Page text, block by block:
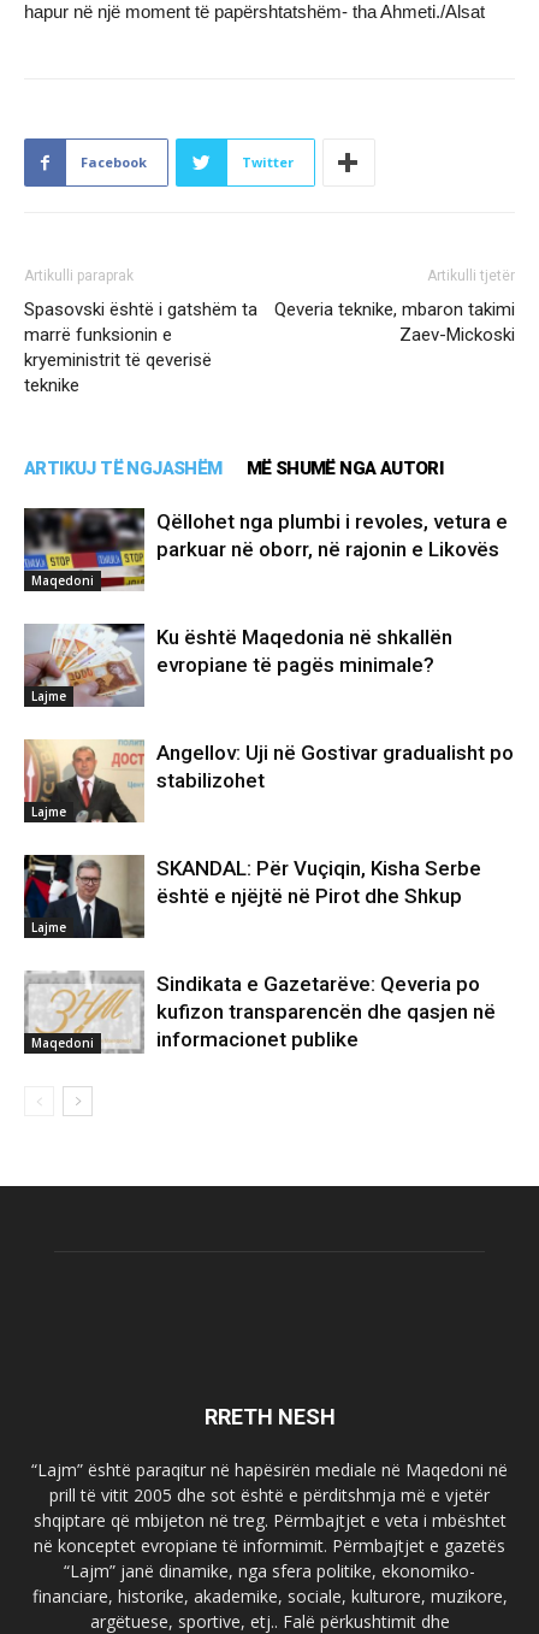
hapur në një moment të papërshtatshëm- tha Ahmeti./Alsat
Facebook Twitter
Artikulli paraprak
Spasovski është i gatshëm ta
marrë funksionin e
kryeministrit të qeverisë
teknike
Artikulli tjetër
Qeveria teknike, mbaron takimi
Zaev-Mickoski
ARTIKUJ TË NGJASHËM MË SHUMË NGA AUTORI
Maqedoni
Qëllohet nga plumbi i revoles, vetura e
parkuar në oborr, në rajonin e Likovës
Lajme
Ku është Maqedonia në shkallën
evropiane të pagës minimale?
Lajme
Angellov: Uji në Gostivar gradualisht po
stabilizohet
Lajme
SKANDAL: Për Vuçiqin, Kisha Serbe
është e njëjtë në Pirot dhe Shkup
Maqedoni
Sindikata e Gazetarëve: Qeveria po
kufizon transparencën dhe qasjen në
informacionet publike
RRETH NESH
“Lajm” është paraqitur në hapësirën mediale në Maqedoni në
prill të vitit 2005 dhe sot është e përditshmja më e vjetër
shqiptare që mbijeton në treg. Përmbajtjet e veta i mbështet
në konceptet evropiane të informimit. Përmbajtjet e gazetës
“Lajm” janë dinamike, nga sfera politike, ekonomiko-
financiare, historike, akademike, sociale, kulturore, muzikore,
argëtuese, sportive, etj.. Falë përkushtimit dhe